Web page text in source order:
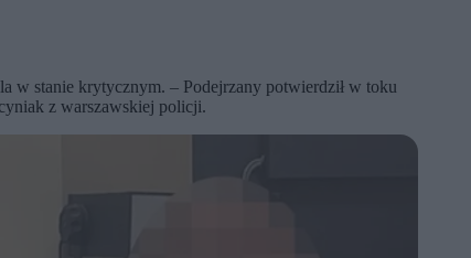
w stanie krytycznym. – Podejrzany potwierdził w toku
z warszawskiej policji.